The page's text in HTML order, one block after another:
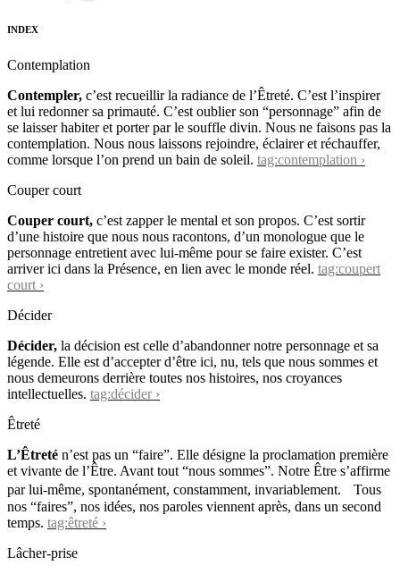
INDEX
Contemplation
Contempler, c’est recueillir la radiance de l’Êtreté. C’est l’inspirer
et lui redonner sa primauté. C’est oublier son “personnage” afin de
se laisser habiter et porter par le souffle divin. Nous ne faisons pas la
contemplation. Nous nous laissons rejoindre, éclairer et réchauffer,
comme lorsque l’on prend un bain de soleil. tag:contemplation ›
Couper court
Couper court, c’est zapper le mental et son propos. C’est sortir
d’une histoire que nous nous racontons, d’un monologue que le
personnage entretient avec lui-même pour se faire exister. C’est
arriver ici dans la Présence, en lien avec le monde réel. tag:coupert
court ›
Décider
Décider, la décision est celle d’abandonner notre personnage et sa
légende. Elle est d’accepter d’être ici, nu, tels que nous sommes et
nous demeurons derrière toutes nos histoires, nos croyances
intellectuelles. tag:décider ›
Êtreté
L’Êtreté n’est pas un “faire”. Elle désigne la proclamation première
et vivante de l’Être. Avant tout “nous sommes”. Notre Être s’affirme
par lui-même, spontanément, constamment, invariablement. Tous
nos “faires”, nos idées, nos paroles viennent après, dans un second
temps. tag:êtreté ›
Lâcher-prise